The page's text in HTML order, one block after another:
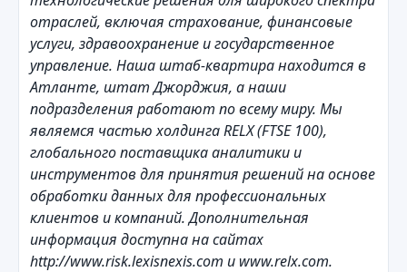
отраслей, включая страхование, финансовые
услуги, здравоохранение и государственное
управление. Наша штаб-квартира находится в
Атланте, штат Джорджия, а наши
подразделения работают по всему миру. Мы
являемся частью холдинга RELX (FTSE 100),
глобального поставщика аналитики и
инструментов для принятия решений на основе
обработки данных для профессиональных
клиентов и компаний. Дополнительная
информация доступна на сайтах
http://www.risk.lexisnexis.com и www.relx.com.